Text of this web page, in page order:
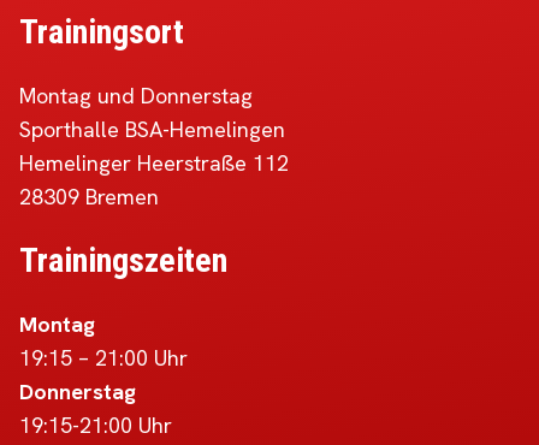
Trainingsort
Montag und Donnerstag
Sporthalle BSA-Hemelingen
Hemelinger Heerstraße 112
28309 Bremen
Trainingszeiten
Montag
19:15 – 21:00 Uhr
Donnerstag
19:15-21:00 Uhr